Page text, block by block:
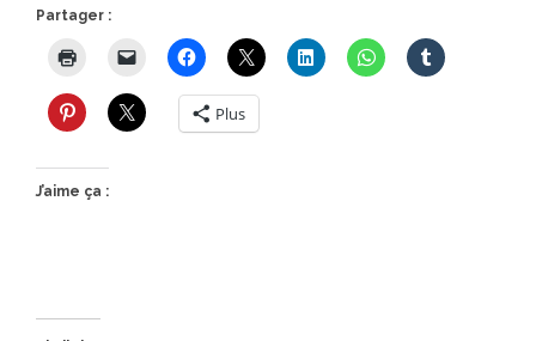
Partager :
Plus
J’aime ça :